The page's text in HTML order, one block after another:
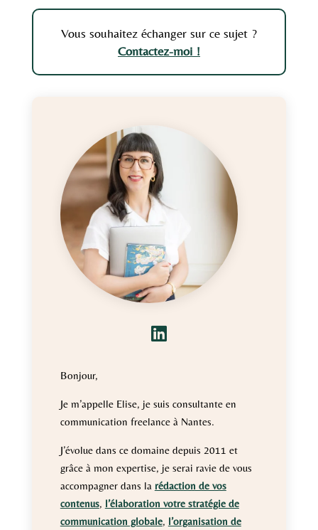
Vous souhaitez échanger sur ce sujet ?
Contactez-moi !

Bonjour,
Je m’appelle Elise, je suis consultante en
communication freelance à Nantes.
J’évolue dans ce domaine depuis 2011 et
grâce à mon expertise, je serai ravie de vous
accompagner dans la rédaction de vos
contenus, l’élaboration votre stratégie de
communication globale, l’organisation de